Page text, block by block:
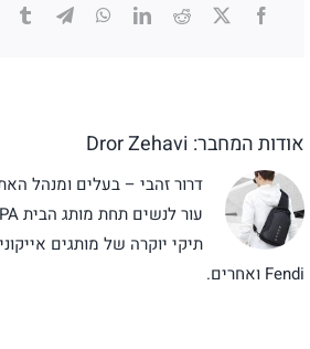
Facebook
X
Reddit
LinkedIn
WhatsApp
אודות המחבר: Dror Zehavi
Fendi ואחרים.